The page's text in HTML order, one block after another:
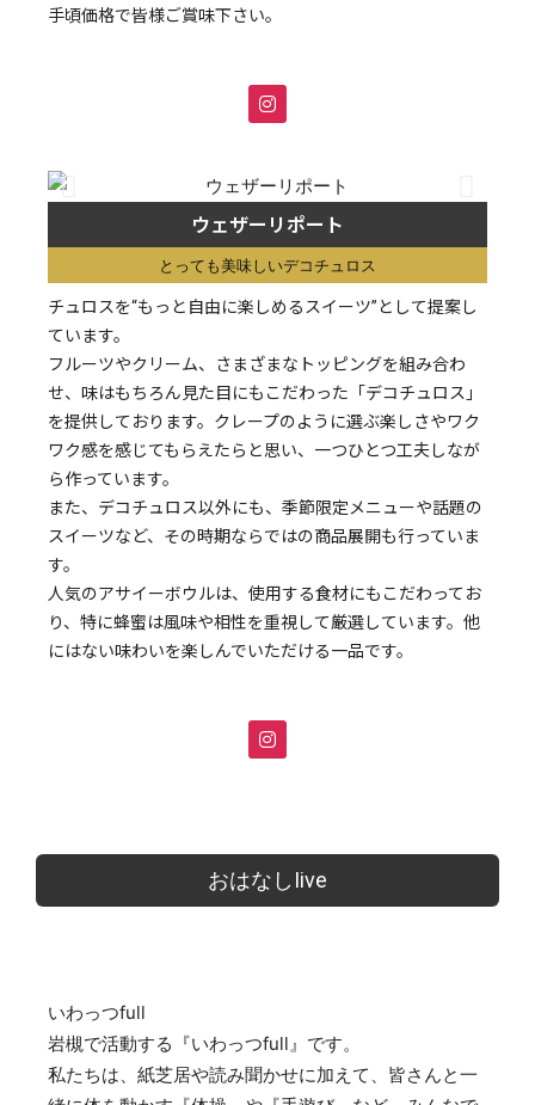
手頃価格で皆様ご賞味下さい。
ウェザーリポート
とっても美味しいデコチュロス
チュロスを“もっと自由に楽しめるスイーツ”として提案し
ています。
フルーツやクリーム、さまざまなトッピングを組み合わ
せ、味はもちろん見た目にもこだわった「デコチュロス」
を提供しております。クレープのように選ぶ楽しさやワク
ワク感を感じてもらえたらと思い、一つひとつ工夫しなが
ら作っています。
また、デコチュロス以外にも、季節限定メニューや話題の
スイーツなど、その時期ならではの商品展開も行っていま
す。
人気のアサイーボウルは、使用する食材にもこだわってお
り、特に蜂蜜は風味や相性を重視して厳選しています。他
にはない味わいを楽しんでいただける一品です。
おはなしIive
いわっつfull
岩槻で活動する『いわっつfull』です。
​私たちは、紙芝居や読み聞かせに加えて、皆さんと一